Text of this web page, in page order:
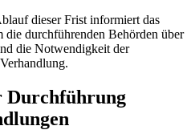
dieser Frist informiert das
durchführenden Behörden über
die Notwendigkeit der
handlung.
Durchführung